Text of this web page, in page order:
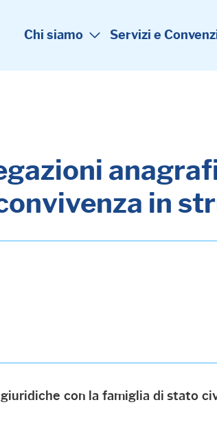
Chi siamo Servizi e
in
con la famiglia di stato